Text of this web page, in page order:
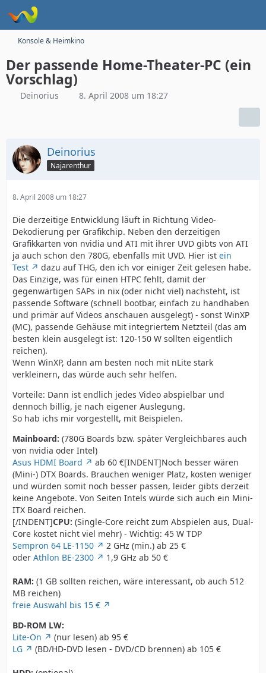
Konsole & Heimkino
Der passende Home-Theater-PC (ein
Vorschlag)
Deinorius 8. April 2008 um 18:27
Deinorius
Najarenthur
8. April 2008 um 18:27
Die derzeitige Entwicklung läuft in Richtung Video-
Dekodierung per Grafikchip. Neben den derzeitigen
Grafikkarten von nvidia und ATI mit ihrer UVD gibts von ATI
ja auch schon den 780G, ebenfalls mit UVD. Hier ist ein
Test
dazu auf THG, den ich vor einiger Zeit gelesen habe.
Das Einzige, was für einen HTPC fehlt, damit der
gegenwärtigen SAPs in nix (oder nicht viel) nachsteht, ist
passende Software (schnell bootbar, einfach zu handhaben
und primär auf Videos anschauen ausgelegt) - sonst WinXP
(MC), passende Gehäuse mit integriertem Netzteil (das am
besten klein ausgelegt ist: 120-150 W sollten eigentlich
reichen).
Wenn WinXP, dann am besten noch mit nLite stark
verkleinern, das würde auch sehr helfen.
Vorteile: Dann ist endlich jedes Video abspielbar und
dennoch billig, je nach eigener Auslegung.
So hab ichs mir vorgestellt, mit Beispielen.
Mainboard: (780G Boards bzw. später Vergleichbares auch
von nvidia oder Intel)
Asus HDMI Board
ab 60 €[INDENT]Noch besser wären
(Mini-) DTX Boards. Brauchen weniger Platz, kosten weniger
und würden somit noch besser passen, leider gibts derzeit
keine Angebote. Von Seiten Intels würde sich auch ein Mini-
ITX Board reichen.
[/INDENT]CPU: (Single-Core reicht zum Abspielen aus, Dual-
Core kostet nicht viel mehr) - Wichtig: 45 W TDP
Sempron 64 LE-1150
2 GHz (min.) ab 25 €
oder Athlon BE-2300 1,9 GHz ab 50 €
RAM: (1 GB sollten reichen, wäre interessant, ob auch 512
MB reichen)
freie Auswahl bis 15 €
BD-ROM LW:
Lite-On
(nur lesen) ab 95 €
LG
(BD/HD-DVD lesen - DVD/CD brennen) ab 105 €